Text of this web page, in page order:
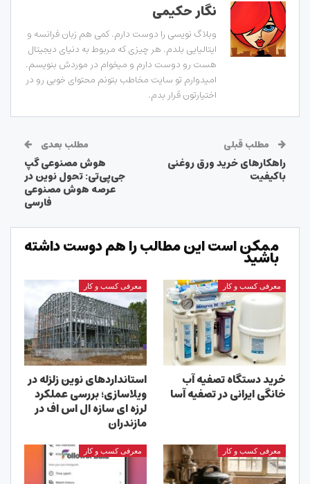
نگار حکیمی
وبلاگ نویسی را دوست دارم. کمی هم زبان فرانسه و
ایتالیایی بلدم. هر چیزی که مربوط به دنیای دیجیتال
هست رو دوست دارم و میخوام در موردش بنویسم.
امیدوارم تو سایت مخاطب بتونم محتوای خوبی رو در
اختیارتون قرار بدم.
مطلب قبلی
راهکارهای خرید ورق روغنی
باکیفیت
مطلب بعدی
هوش مصنوعی گپ
جی‌پی‌تی: تحول نوین در
عرصه هوش مصنوعی
فارسی
ممکن است این مطالب را هم دوست داشته
باشید
معرفی کسب و کار
خرید دستگاه تصفیه آب
خانگی ایرانی در تصفیه آسا
معرفی کسب و کار
استانداردهای نوین زلزله در
ویلاسازی؛ بررسی عملکرد
لرزه ای سازه ال اس اف در
مازندران
معرفی کسب و کار معرفی کسب و کار